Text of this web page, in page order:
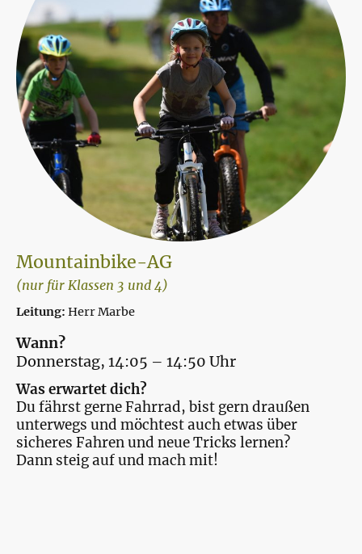
Mountainbike-AG
(nur für Klassen 3 und 4)
Leitung: Herr Marbe
Wann?
Donnerstag, 14:05 – 14:50 Uhr
Was erwartet dich?
Du fährst gerne Fahrrad, bist gern draußen
unterwegs und möchtest auch etwas über
sicheres Fahren und neue Tricks lernen?
Dann steig auf und mach mit!